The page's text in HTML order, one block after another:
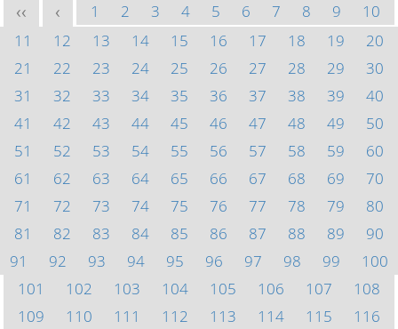
<< < 1 2 3 4 5 6 7 8 9
10
11
12 13 14 15 16 17 18 19
20
21
22 23 24 25 26 27 28 29
30
31
32 33 34 35 36 37 38 39
40
41
42 43 44 45 46 47 48 49
50
51
52 53 54 55 56 57 58 59
60
61
62 63 64 65 66 67 68 69
70
71
72 73 74 75 76 77 78 79
80
81
82 83 84 85 86 87 88 89
90
91
92 93 94 95 96 97 98 99
100
101
102 103 104 105 106 107
108
109
110 111 112 113 114 115
116